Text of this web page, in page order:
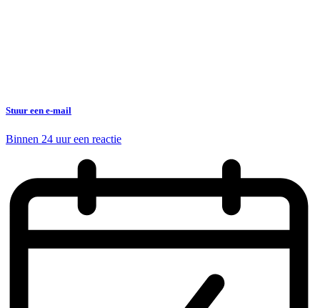
Stuur een e-mail
Binnen 24 uur een reactie